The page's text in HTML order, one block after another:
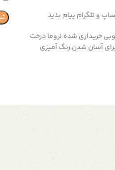
و تلگرام پیام بدید
خریداری شده لزوما درخت
آسان شدن رنگ آمیزی